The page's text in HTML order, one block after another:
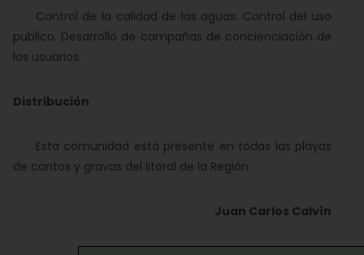
Control de la calidad de las aguas. Control del uso
publico. Desarrollo de campañas de concienciación de
los usuarios.
Distribución
Esta comunidad está presente en todas las playas
de cantos y gravas del litoral de la Región.
Juan Carlos Calvín